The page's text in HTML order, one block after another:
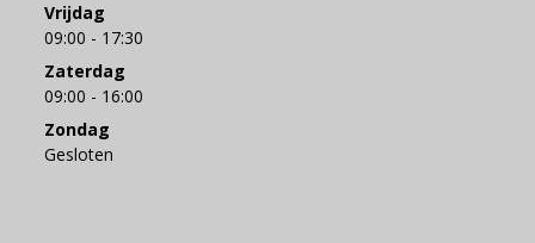
Vrijdag
09:00 - 17:30
Zaterdag
09:00 - 16:00
Zondag
Gesloten